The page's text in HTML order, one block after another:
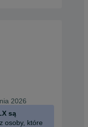
2026
są
osoby, które